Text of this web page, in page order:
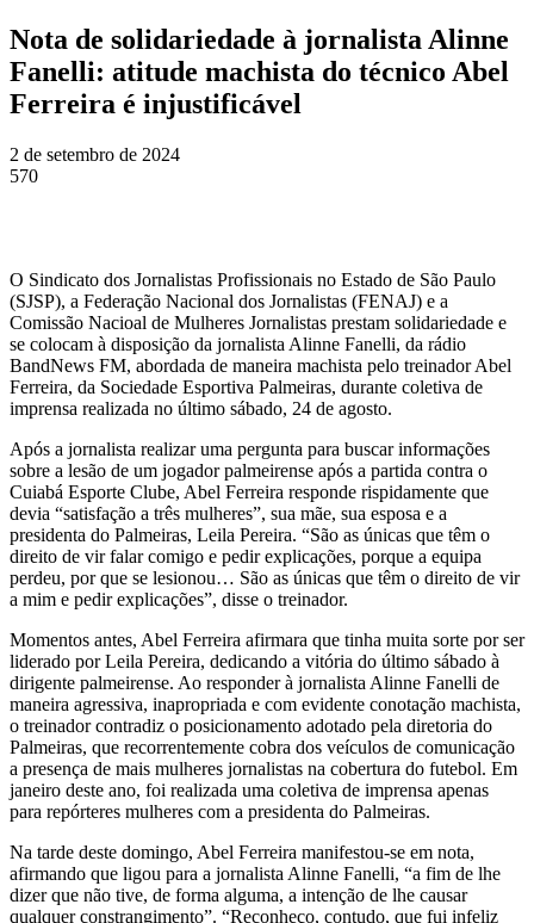
Nota de solidariedade à jornalista Alinne
Fanelli: atitude machista do técnico Abel
Ferreira é injustificável
2 de setembro de 2024
570
O Sindicato dos Jornalistas Profissionais no Estado de São Paulo
(SJSP), a Federação Nacional dos Jornalistas (FENAJ) e a
Comissão Nacioal de Mulheres Jornalistas prestam solidariedade e
se colocam à disposição da jornalista Alinne Fanelli, da rádio
BandNews FM, abordada de maneira machista pelo treinador Abel
Ferreira, da Sociedade Esportiva Palmeiras, durante coletiva de
imprensa realizada no último sábado, 24 de agosto.
Após a jornalista realizar uma pergunta para buscar informações
sobre a lesão de um jogador palmeirense após a partida contra o
Cuiabá Esporte Clube, Abel Ferreira responde rispidamente que
devia “satisfação a três mulheres”, sua mãe, sua esposa e a
presidenta do Palmeiras, Leila Pereira. “São as únicas que têm o
direito de vir falar comigo e pedir explicações, porque a equipa
perdeu, por que se lesionou… São as únicas que têm o direito de vir
a mim e pedir explicações”, disse o treinador.
Momentos antes, Abel Ferreira afirmara que tinha muita sorte por ser
liderado por Leila Pereira, dedicando a vitória do último sábado à
dirigente palmeirense. Ao responder à jornalista Alinne Fanelli de
maneira agressiva, inapropriada e com evidente conotação machista,
o treinador contradiz o posicionamento adotado pela diretoria do
Palmeiras, que recorrentemente cobra dos veículos de comunicação
a presença de mais mulheres jornalistas na cobertura do futebol. Em
janeiro deste ano, foi realizada uma coletiva de imprensa apenas
para repórteres mulheres com a presidenta do Palmeiras.
Na tarde deste domingo, Abel Ferreira manifestou-se em nota,
afirmando que ligou para a jornalista Alinne Fanelli, “a fim de lhe
dizer que não tive, de forma alguma, a intenção de lhe causar
qualquer constrangimento”. “Reconheço, contudo, que fui infeliz